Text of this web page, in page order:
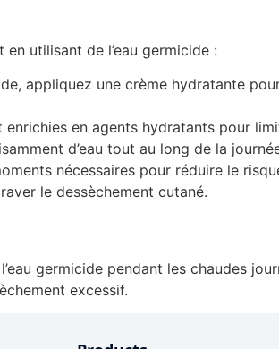
utilisant de l’eau germicide :
appliquez une crème hydratante
en agents hydratants pour
d’eau tout au long de la
nécessaires pour réduire le
le dessèchement cutané.
germicide pendant les chaudes
excessif.